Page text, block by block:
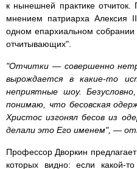
к нынешней практике
мнением патриарха Алексия
одном епархиальном собрании
отчитывающих".
"Отчитки — совершенно
вырождается в какие-то
неприятные шоу.
понимаю, что бесовская
Христос изгонял бесов из
делали это Его именем", —
Профессор Дворкин
которых видно: если какой-